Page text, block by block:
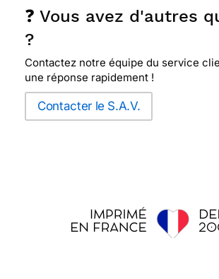
❓ Vous avez d'autres
?
Contactez notre équipe du service
une réponse rapidement !
Contacter le S.A.V.